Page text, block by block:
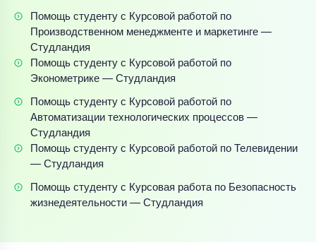
Помощь студенту с Курсовой работой по
Производственном менеджменте и маркетинге —
Студландия
Помощь студенту с Курсовой работой по
Эконометрике — Студландия
Помощь студенту с Курсовой работой по
Автоматизации технологических процессов —
Студландия
Помощь студенту с Курсовой работой по Телевидении
— Студландия
Помощь студенту с Курсовая работа по Безопасность
жизнедеятельности — Студландия